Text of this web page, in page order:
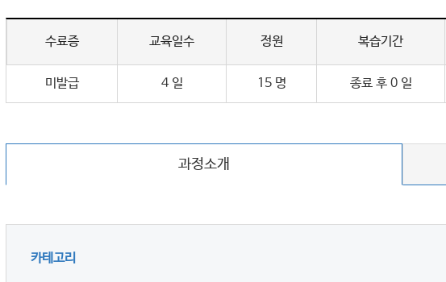
수료증 교육일수 정원 복습기간
미발급 4 일 15 명 종료 후 0 일
과정소개
카테고리